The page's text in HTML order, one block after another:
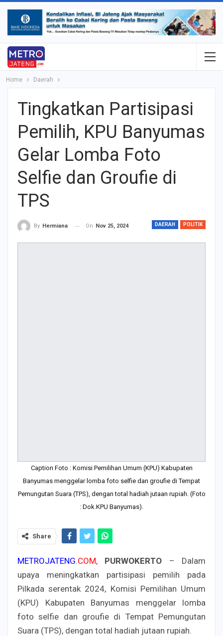
Home Daerah
Tingkatkan Partisipasi
Pemilih, KPU Banyumas
Gelar Lomba Foto
Selfie dan Groufie di
TPS
DAERAH POLITIK
By Hermiana On Nov 25, 2024
Caption Foto : Komisi Pemilihan Umum (KPU) Kabupaten
Banyumas menggelar lomba foto selfie dan groufie di Tempat
Pemungutan Suara (TPS), dengan total hadiah jutaan rupiah. (Foto
: Dok.KPU Banyumas).
Share
METROJATENG.COM, PURWOKERTO – Dalam
upaya meningkatkan partisipasi pemilih pada
Pilkada serentak 2024, Komisi Pemilihan Umum
(KPU) Kabupaten Banyumas menggelar lomba
foto selfie dan groufie di Tempat Pemungutan
Suara (TPS), dengan total hadiah jutaan rupiah.